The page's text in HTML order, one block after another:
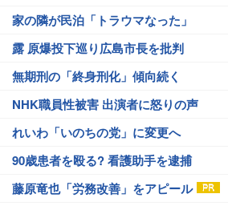
家の隣が民泊「トラウマなった」
露 原爆投下巡り広島市長を批判
無期刑の「終身刑化」傾向続く
NHK職員性被害 出演者に怒りの声
れいわ「いのちの党」に変更へ
90歳患者を殴る? 看護助手を逮捕
藤原竜也「労務改善」をアピール